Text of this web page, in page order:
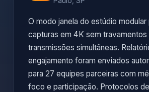
O modo janela do estúdio modular
capturas em 4K sem
transmissões simultâneas.
engajamento foram enviados
para 27 equipes parceiras com
foco e participação. Protocolos